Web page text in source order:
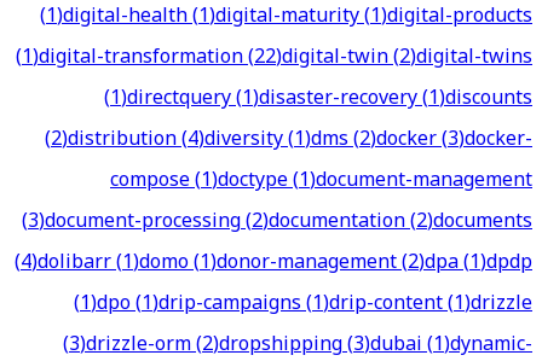
(1)digital-health(1)digital-maturity(1)digital-products
(1)digital-transformation(22)digital-twin(2)digital-twins
(1)directquery(1)disaster-recovery(1)discounts
(2)distribution(4)diversity(1)dms(2)docker(3)docker-
compose(1)doctype(1)document-management
(3)document-processing(2)documentation(2)documents
(4)dolibarr(1)domo(1)donor-management(2)dpa(1)dpdp
(1)dpo(1)drip-campaigns(1)drip-content(1)drizzle
(3)drizzle-orm(2)dropshipping(3)dubai(1)dynamic-